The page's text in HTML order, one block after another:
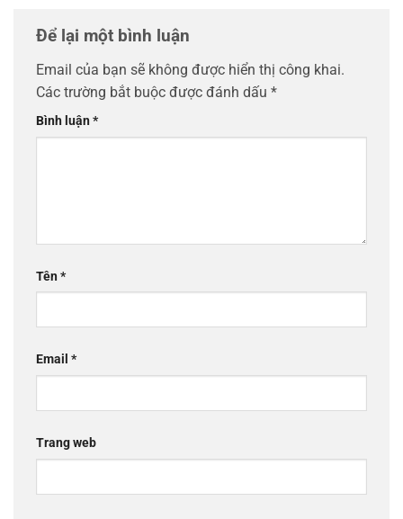
Để lại một bình luận
Email của bạn sẽ không được hiển thị công khai.
Các trường bắt buộc được đánh dấu *
Bình luận*
Tên*
Email *
Trang web